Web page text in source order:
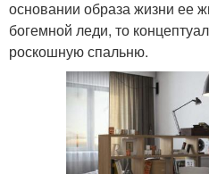
основании образа жизни ее
богемной леди, то
роскошную спальню.